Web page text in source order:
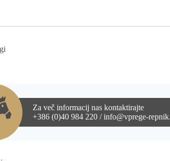
Za več informacij nas kontaktirajte
+386 (0)40 984 220 / info@vprege-